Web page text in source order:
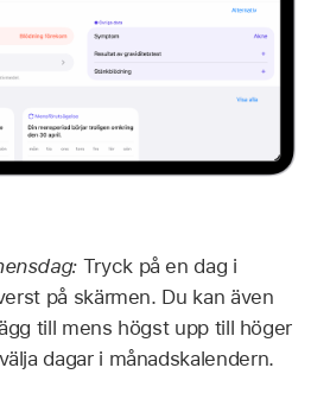
Tryck på en dag i
på skärmen. Du kan även
till mens högst upp till höger
dagar i månadskalendern.